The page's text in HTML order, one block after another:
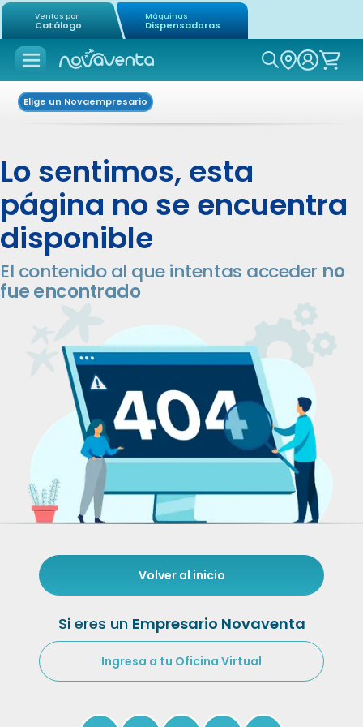
Ventas por
Catálogo
Máquinas
Dispensadoras
Icon of
Elige un Novaempresario
Lo sentimos, esta
página no se encuentra
disponible
El contenido al que intentas acceder no
fue encontrado
Volver al inicio
Si eres un Empresario Novaventa
Ingresa a tu Oficina Virtual